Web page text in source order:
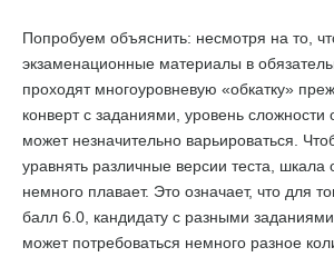
Попробуем объяснить: несмотря на то,
экзаменационные материалы в
проходят многоуровневую «обкатку»
конверт с заданиями, уровень сложности
может незначительно варьироваться.
уравнять различные версии теста, шкала
немного плавает. Это означает, что для
балл 6.0, кандидату с разными
может потребоваться немного разное